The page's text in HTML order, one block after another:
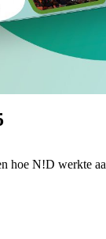
hoe N!D werkte